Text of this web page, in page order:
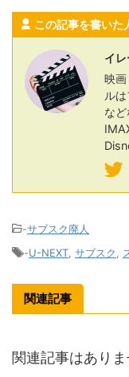
この記事を書いた
イ
映画
ル
な
-サブスク廃人
-U-NEXT サブスク
関連記事
関連記事はあり